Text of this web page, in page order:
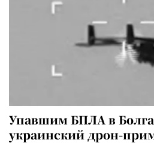
Упавшим БПЛА в
украинский дрон-